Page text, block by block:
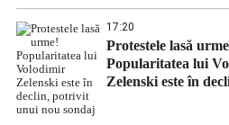
17:20
Protestele lasă
Popularitatea lui
Zelenski este în